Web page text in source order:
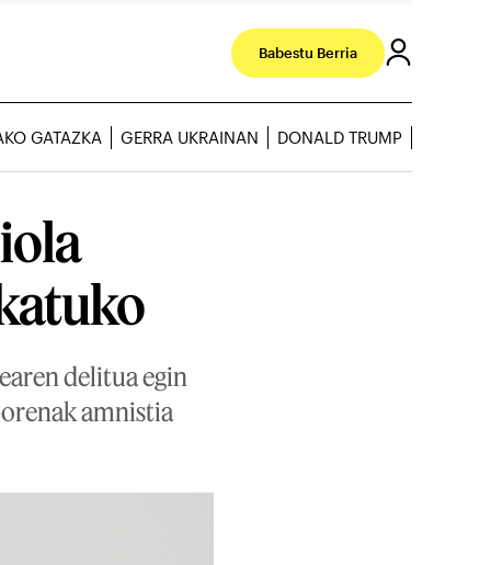
Babestu Berria
GATAZKA GERRA UKRAINAN DONALD TRUMP
delitua egin
amnistia